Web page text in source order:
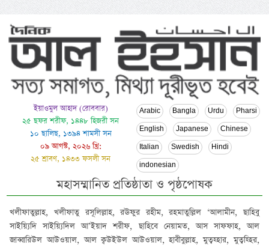
ইয়াওমুল আহাদ (রোববার)
২৫ ছফর শরীফ, ১৪৪৮ হিজরী সন
১০ ছালিছ, ১৩৯৪ শামসী সন
০৯ আগস্ট, ২০২৬ খ্রি:
২৫ শ্রাবণ, ১৪৩৩ ফসলী সন
Arabic Bangla Urdu Pharsi
English Japanese Chinese
Italian Swedish Hindi
indonesian
মহাসম্মানিত প্রতিষ্ঠাতা ও পৃষ্ঠপোষক
খলীফাতুল্লাহ, খলীফাতু রসূলিল্লাহ, রঊফুর রহীম, রহমাতুল্লিল ‘আলামীন, ছাহিবু
সাইয়্যিদি সাইয়্যিদিল আ’ইয়াদ শরীফ, ছাহিবে নেয়ামত, আস সাফফাহ, আল
জাব্বারিউল আউওয়াল, আল ক্বউইউল আউওয়াল, হাবীবুল্লাহ, মুত্বহ্হার, মুত্বহ্হির,